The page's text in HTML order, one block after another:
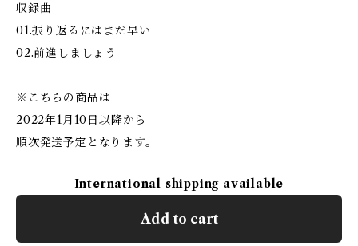
収録曲
01.振り返るにはまだ早い
02.前進しましょう
※こちらの商品は
2022年1月10日以降から
順次発送予定となります。
International shipping available
Add to cart